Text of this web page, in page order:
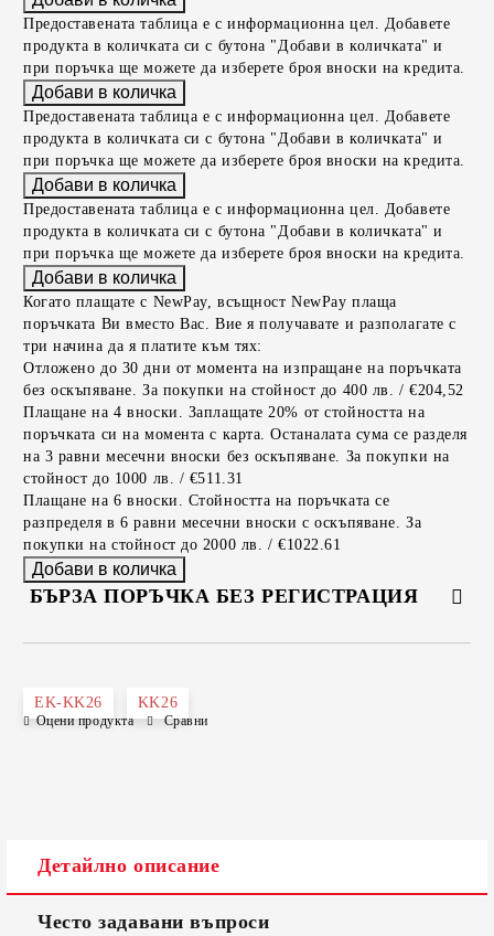
Предоставената таблица е с информационна цел. Добавете
продукта в количката си с бутона "Добави в количката" и
при поръчка ще можете да изберете броя вноски на кредита.
Предоставената таблица е с информационна цел. Добавете
продукта в количката си с бутона "Добави в количката" и
при поръчка ще можете да изберете броя вноски на кредита.
Предоставената таблица е с информационна цел. Добавете
продукта в количката си с бутона "Добави в количката" и
при поръчка ще можете да изберете броя вноски на кредита.
Когато плащате с NewPay, всъщност NewPay плаща
поръчката Ви вместо Вас. Вие я получавате и разполагате с
три начина да я платите към тях:
Отложено до 30 дни от момента на изпращане на поръчката
без оскъпяване. За покупки на стойност до 400 лв. / €204,52
Плащане на 4 вноски. Заплащате 20% от стойността на
поръчката си на момента с карта. Останалата сума се разделя
на 3 равни месечни вноски без оскъпяване. За покупки на
стойност до 1000 лв. / €511.31
Плащане на 6 вноски. Стойността на поръчката се
разпределя в 6 равни месечни вноски с оскъпяване. За
покупки на стойност до 2000 лв. / €1022.61
БЪРЗА ПОРЪЧКА БЕЗ РЕГИСТРАЦИЯ
EK-KK26 KK26
Оцени продукта Сравни
Детайлно описание
Често задавани въпроси